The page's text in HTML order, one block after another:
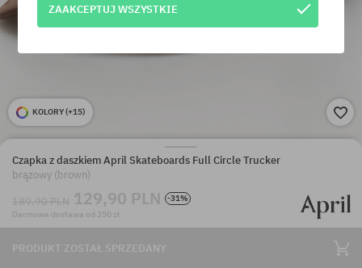
KOLORY (+15)
Czapka z daszkiem April Skateboards Full Circle Trucker
brązowy (brown)
189,90 PLN 129,90 PLN
-31%
Darmowa dostawa od 350 zł
PRODUKT ZOSTAŁ SPRZEDANY
ZAAKCEPTUJ WSZYSTKIE